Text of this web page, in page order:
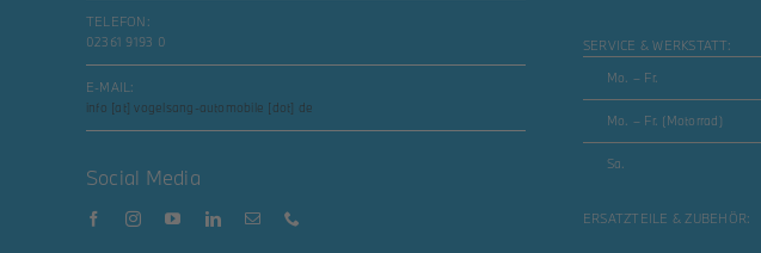
TELEFON:
02361 9193 0
E-MAIL:
info [at] vogelsang-automobile [dot] de
Social Media
SERVICE & WERKSTATT:
Mo. – Fr.
Mo. – Fr. (Motorrad)
Sa.
ERSATZTEILE & ZUBEHÖR: